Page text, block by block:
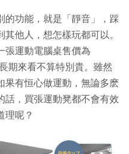
的功能，就是「靜音」，踩
其他人，想怎樣玩都可以。
張運動電腦桌售價為
期來看不算特別貴。雖然
果有恒心做運動，無論多麽
話，買張運動凳都不會有效
理呢？